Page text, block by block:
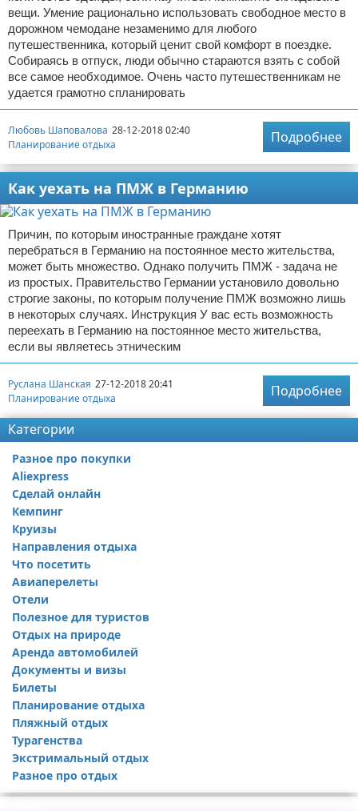
вещи. Умение рационально использовать свободное место в
дорожном чемодане незаменимо для любого
путешественника, который ценит свой комфорт в поездке.
Собираясь в отпуск, люди обычно стараются взять с собой
все самое необходимое. Очень часто путешественникам не
удается грамотно спланировать
Любовь Шаповалова 28-12-2018 02:40
Планирование отдыха
Подробнее
Как уехать на ПМЖ в Германию
Причин, по которым иностранные граждане хотят
перебраться в Германию на постоянное место жительства,
может быть множество. Однако получить ПМЖ - задача не
из простых. Правительство Германии установило довольно
строгие законы, по которым получение ПМЖ возможно лишь
в некоторых случаях. Инструкция У вас есть возможность
переехать в Германию на постоянное место жительства,
если вы являетесь этническим
Руслана Шанская 27-12-2018 20:41
Планирование отдыха
Подробнее
Категории
Разное про покупки
Aliexpress
Сделай онлайн
Кемпинг
Круизы
Направления отдыха
Что посетить
Авиаперелеты
Отели
Полезное для туристов
Отдых на природе
Аренда автомобилей
Документы и визы
Билеты
Планирование отдыха
Пляжный отдых
Турагенства
Экстримальный отдых
Разное про отдых